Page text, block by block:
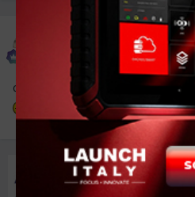
piter
Inviato 12 Agosto 2010
Comportatevi bene che il capo ci